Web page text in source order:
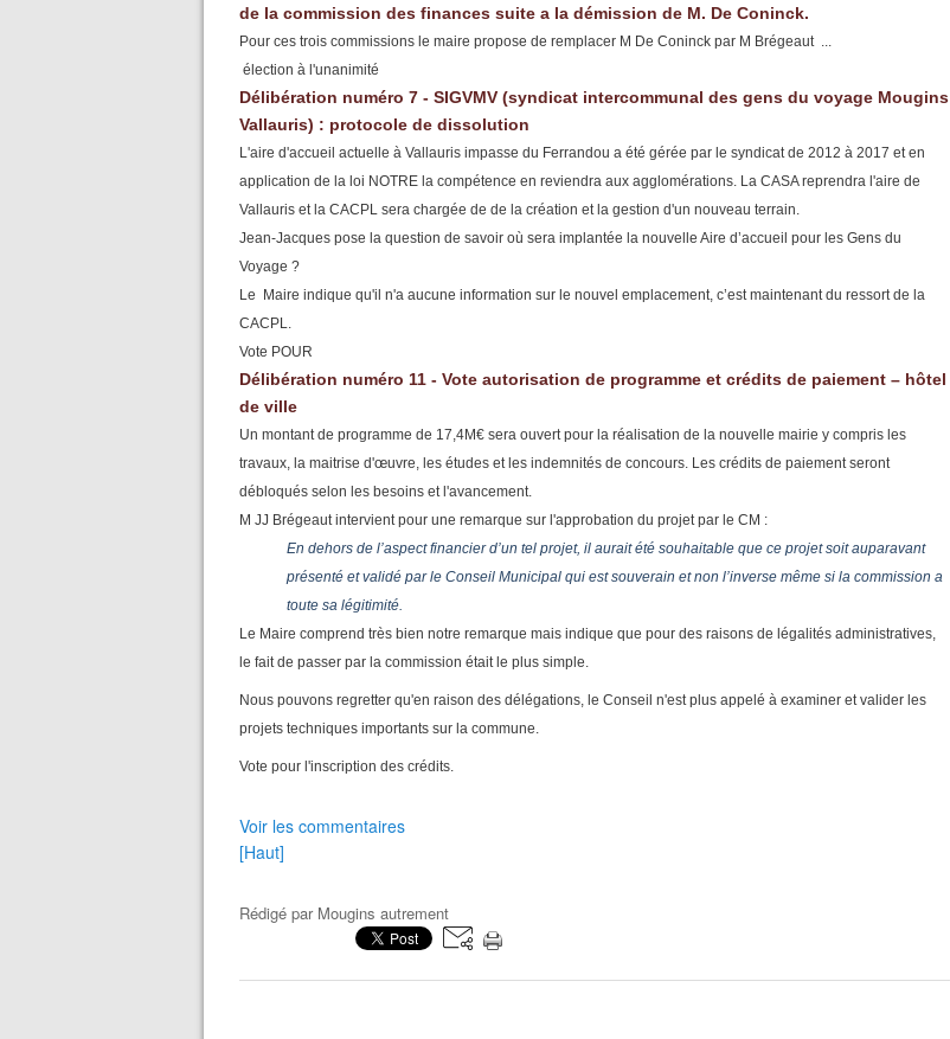
de la commission des finances suite a la démission de M. De Coninck.
Pour ces trois commissions le maire propose de remplacer M De Coninck par M Brégeaut ...
élection à l'unanimité
Délibération numéro 7 - SIGVMV (syndicat intercommunal des gens du voyage Mougins
Vallauris) : protocole de dissolution
L'aire d'accueil actuelle à Vallauris impasse du Ferrandou a été gérée par le syndicat de 2012 à 2017 et en
application de la loi NOTRE la compétence en reviendra aux agglomérations. La CASA reprendra l'aire de
Vallauris et la CACPL sera chargée de de la création et la gestion d'un nouveau terrain.
Jean-Jacques pose la question de savoir où sera implantée la nouvelle Aire d’accueil pour les Gens du
Voyage ?
Le Maire indique qu'il n'a aucune information sur le nouvel emplacement, c’est maintenant du ressort de la
CACPL.
Vote POUR
Délibération numéro 11 - Vote autorisation de programme et crédits de paiement – hôtel
de ville
Un montant de programme de 17,4M€ sera ouvert pour la réalisation de la nouvelle mairie y compris les
travaux, la maitrise d'œuvre, les études et les indemnités de concours. Les crédits de paiement seront
débloqués selon les besoins et l'avancement.
M JJ Brégeaut intervient pour une remarque sur l'approbation du projet par le CM :
En dehors de l’aspect financier d’un tel projet, il aurait été souhaitable que ce projet soit auparavant
présenté et validé par le Conseil Municipal qui est souverain et non l’inverse même si la commission a
toute sa légitimité.
Le Maire comprend très bien notre remarque mais indique que pour des raisons de légalités administratives,
le fait de passer par la commission était le plus simple.
Nous pouvons regretter qu'en raison des délégations, le Conseil n'est plus appelé à examiner et valider les
projets techniques importants sur la commune.
Vote pour l'inscription des crédits.
Voir les commentaires
[Haut]
Rédigé par Mougins autrement